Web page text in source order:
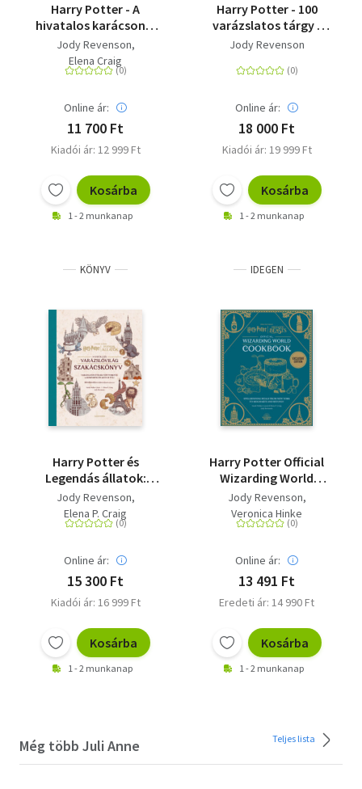
Harry Potter - A
hivatalos karácsonyi
szakácskönyv
Jody Revenson
Elena Craig
Online ár:
11 700 Ft
Kiadói ár: 12 999 Ft
Kosárba
1 - 2 munkanap
Harry Potter - 100
varázslatos tárgy -
Káprázatos kellékek a
Jody Revenson
Online ár:
18 000 Ft
Kiadói ár: 19 999 Ft
Kosárba
1 - 2 munkanap
KÖNYV
Harry Potter és
Legendás állatok:
Hivatalos
varázslóvilág
szakácskönyv
Jody Revenson
Elena P. Craig
Online ár:
15 300 Ft
Kiadói ár: 16 999 Ft
Kosárba
1 - 2 munkanap
IDEGEN
Harry Potter Official
Wizarding World
Cookbook
Jody Revenson
Veronica Hinke
Online ár:
13 491 Ft
Eredeti ár: 14 990 Ft
Kosárba
1 - 2 munkanap
Még több Juli Anne Teljes lista